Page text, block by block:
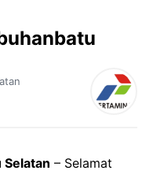
Selatan – Selamat